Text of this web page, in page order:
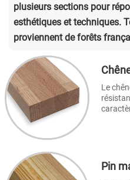
plusieurs sections pour
esthétiques et techniques.
proviennent de forêts
Le
Pin